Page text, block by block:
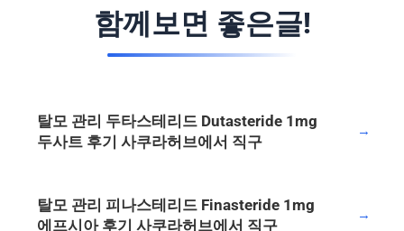
함께보면 좋은글!
탈모 관리 두타스테리드 Dutasteride 1mg
두사트 후기 사쿠라허브에서 직구
→
탈모 관리 피나스테리드 Finasteride 1mg
에프시아 후기 사쿠라허브에서 직구
→